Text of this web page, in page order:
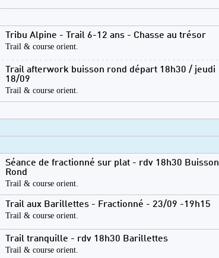
Tribu Alpine - Trail 6-12 ans - Chasse au trésor
Trail & course orient.
Trail afterwork buisson rond départ 18h30 / jeudi
18/09
Trail & course orient.
Séance de fractionné sur plat - rdv 18h30 Buisson
Rond
Trail & course orient.
Trail aux Barillettes - Fractionné - 23/09 -19h15
Trail & course orient.
Trail tranquille - rdv 18h30 Barillettes
Trail & course orient.